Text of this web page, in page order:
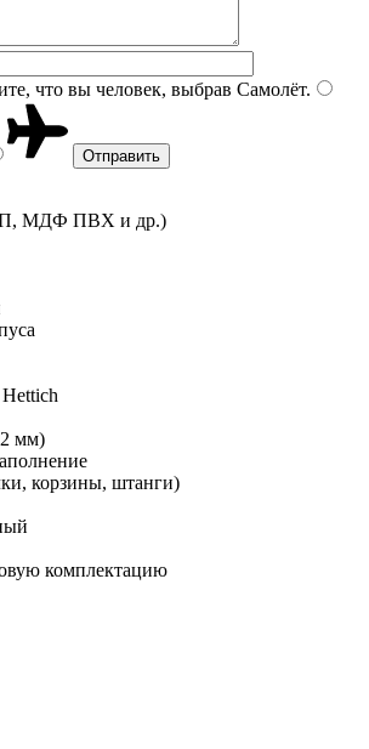
что вы человек, выбрав Самолёт.
МДФ ПВХ и др.)
мм)
корзины, штанги)
комплектацию